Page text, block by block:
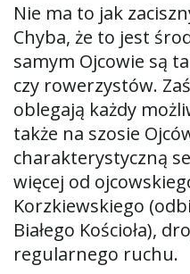
Nie ma to jak
Chyba, że to jest
samym Ojcowie są
czy rowerzystów.
oblegają każdy
także na szosie
charakterystyczną
więcej od
Korzkiewskiego
Białego Kościoła),
regularnego ruchu.